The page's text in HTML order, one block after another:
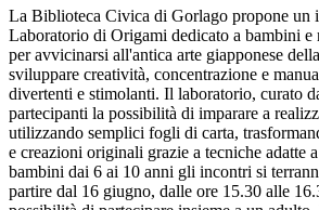
La Biblioteca Civica di Gorlago propone un
Laboratorio di Origami dedicato a bambini e
per avvicinarsi all'antica arte giapponese
sviluppare creatività, concentrazione e
divertenti e stimolanti. Il laboratorio, curato
partecipanti la possibilità di imparare a
utilizzando semplici fogli di carta,
e creazioni originali grazie a tecniche adatte
bambini dai 6 ai 10 anni gli incontri si
partire dal 16 giugno, dalle ore 15.30 alle